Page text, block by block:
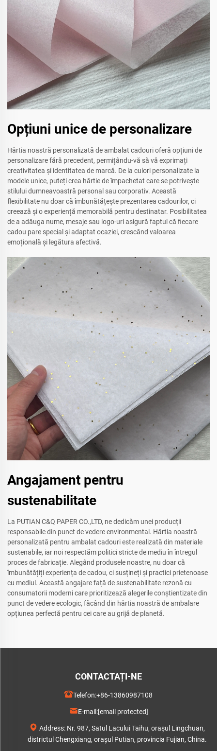
Opțiuni unice de personalizare
Hârtia noastră personalizată de ambalat cadouri oferă opțiuni de
personalizare fără precedent, permițându-vă să vă exprimați
creativitatea și identitatea de marcă. De la culori personalizate la
modele unice, puteți crea hârtie de împachetat care se potrivește
stilului dumneavoastră personal sau corporativ. Această
flexibilitate nu doar că îmbunătățește prezentarea cadourilor, ci
creează și o experiență memorabilă pentru destinatar. Posibilitatea
de a adăuga nume, mesaje sau logo-uri asigură faptul că fiecare
cadou pare special și adaptat ocaziei, crescând valoarea
emoțională și legătura afectivă.
Angajament pentru
sustenabilitate
La PUTIAN C&Q PAPER CO.,LTD, ne dedicăm unei producții
responsabile din punct de vedere environmental. Hârtia noastră
personalizată pentru ambalat cadouri este realizată din materiale
sustenabile, iar noi respectăm politici stricte de mediu în întregul
proces de fabricație. Alegând produsele noastre, nu doar că
îmbunătățiți experiența de cadou, ci susțineți și practici prietenoase
cu mediul. Această angajare față de sustenabilitate rezonă cu
consumatorii moderni care prioritizează alegerile conștientizate din
punct de vedere ecologic, făcând din hârtia noastră de ambalare
opțiunea perfectă pentru cei care au grijă de planetă.
CONTACTAȚI-NE
Telefon:+86-13860987108
E-mail:[email protected]
Address: Nr. 987, Satul Lacului Taihu, orașul Lingchuan,
districtul Chengxiang, orașul Putian, provincia Fujian, China.